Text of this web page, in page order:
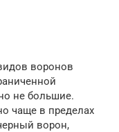
воронов
не большие.
чаще в пределах
ворон,